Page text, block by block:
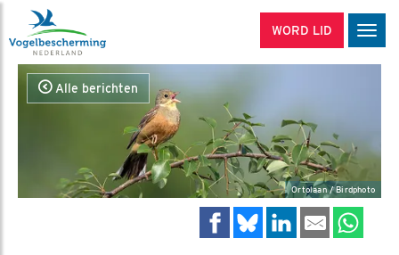
WORD LID
Alle berichten
Ortolaan / Birdphoto